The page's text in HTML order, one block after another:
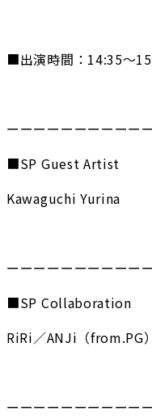
■出演時間：14:35〜
ーーーーーーーーーー
■SP Guest Artist
Kawaguchi Yurina
ーーーーーーーーーー
■SP Collaboration
RiRi／ANJi（from.PG）
ーーーーーーーーーー